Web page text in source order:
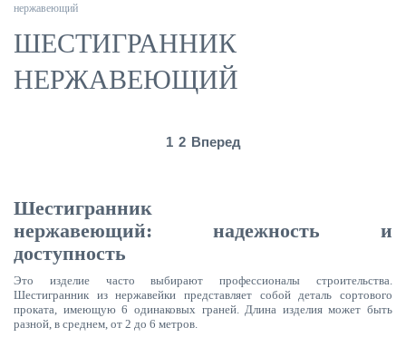
нержавеющий
ШЕСТИГРАННИК
НЕРЖАВЕЮЩИЙ
1 2 Вперед
Шестигранник
нержавеющий: надежность и
доступность
Это изделие часто выбирают профессионалы строительства.
Шестигранник из нержавейки представляет собой деталь сортового
проката, имеющую 6 одинаковых граней. Длина изделия может быть
разной, в среднем, от 2 до 6 метров.